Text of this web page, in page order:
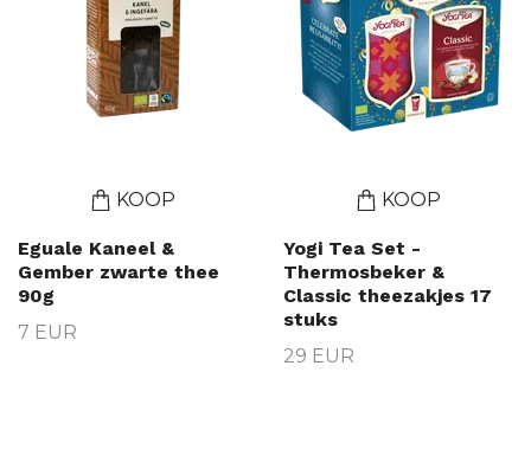
KOOP
Eguale Kaneel &
Gember zwarte thee
90g
7 EUR
KOOP
Yogi Tea Set -
Thermosbeker &
Classic theezakjes 17
stuks
29 EUR